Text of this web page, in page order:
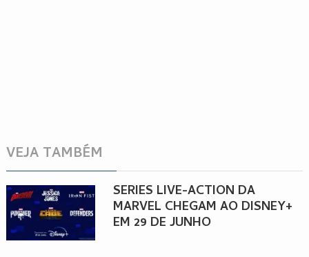
VEJA TAMBÉM
SÉRIES LIVE-ACTION DA
MARVEL CHEGAM AO DISNEY+
EM 29 DE JUNHO